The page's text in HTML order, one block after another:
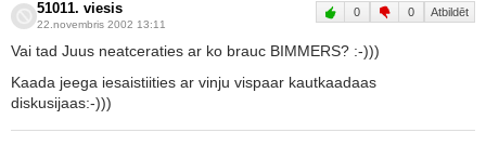
51011. viesis
22.novembris 2002 13:11
0 0 Atbildēt
Vai tad Juus neatceraties ar ko brauc BIMMERS? :-)))
Kaada jeega iesaistiities ar vinju vispaar kautkaadaas
diskusijaas:-)))